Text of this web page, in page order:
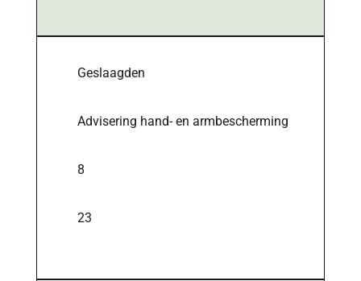
Geslaagden
Advisering hand- en armbescherming
8
23